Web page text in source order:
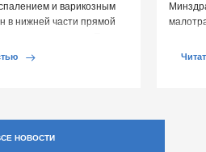
и варикозным
в нижней части прямой
НОВОСТИ